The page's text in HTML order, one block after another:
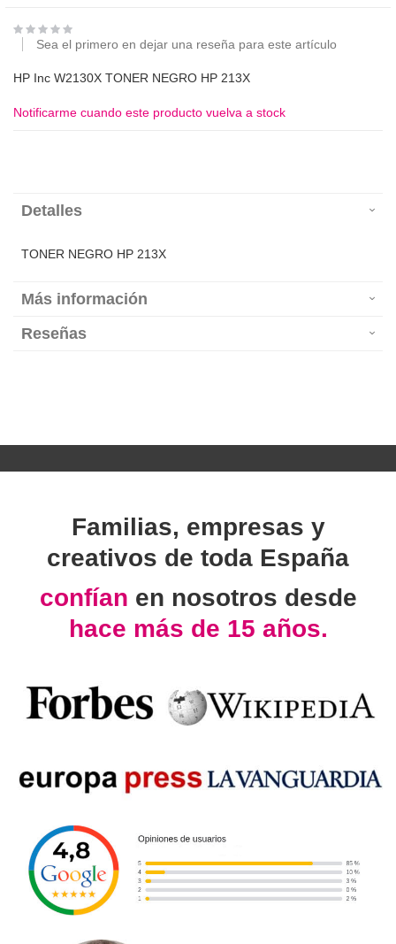
imágenes
Sea el primero en dejar una reseña para este artículo
HP Inc W2130X TONER NEGRO HP 213X
Notificarme cuando este producto vuelva a stock
Detalles
TONER NEGRO HP 213X
Más información
Reseñas
Familias, empresas y
creativos de toda España
confían en nosotros desde
hace más de 15 años.